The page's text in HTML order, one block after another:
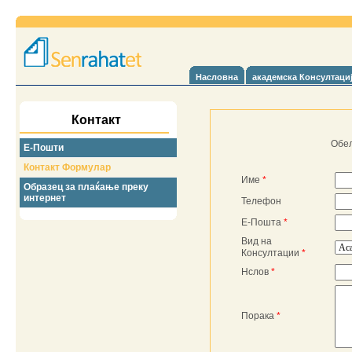
Насловна акадeмска
Контакт
Е-Пошти
Контакт Формулар
Образец за плаќање преку
интернет
Име *
Телефон
Е-Пошта *
Вид на
Консултации *
Нслов *
Порака *